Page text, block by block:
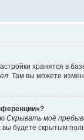
хранятся в
. Там вы можете
Скрывать моё
будете скрытым